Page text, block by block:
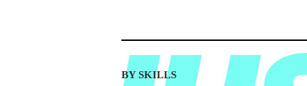
BY SKILLS